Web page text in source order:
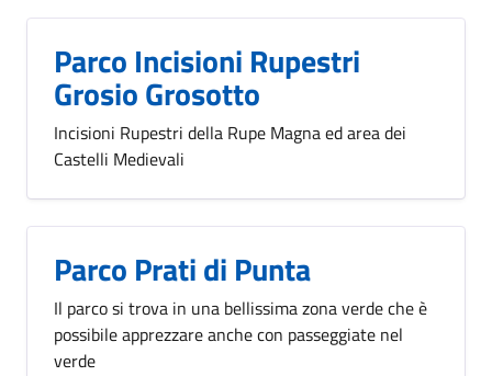
Parco Incisioni Rupestri
Grosio Grosotto
Incisioni Rupestri della Rupe Magna ed area dei
Castelli Medievali
Parco Prati di Punta
Il parco si trova in una bellissima zona verde che è
possibile apprezzare anche con passeggiate nel
verde